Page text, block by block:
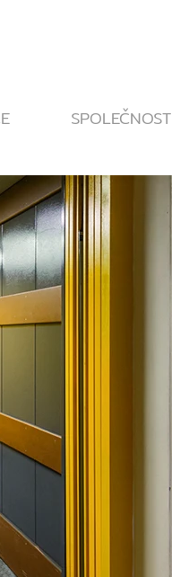
SPOLEČNOST